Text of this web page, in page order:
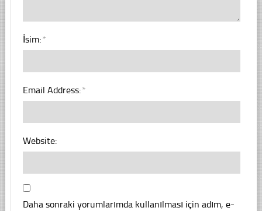
İsim:*
Email Address:*
Website:
Daha sonraki yorumlarımda kullanılması için adım, e-